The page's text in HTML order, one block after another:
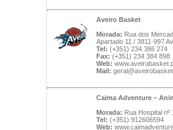
Aveiro Basket
Morada: Rua dos
Apartado 11 / 3811-997
Tel: (+351) 234 386 274
Fax: (+351) 234 384 898
Web:
Mail:
Caima Adventure –
Morada: Rua Hospital nº
Tel: (+351) 912606594
Web: